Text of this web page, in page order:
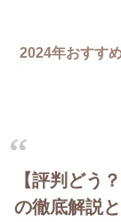
2024年おすす
【評判どう
の徹底解説